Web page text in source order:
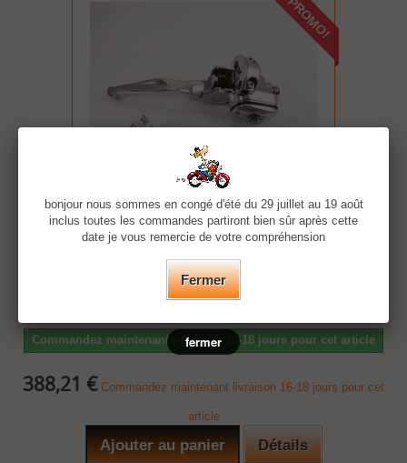
PROMO!
Kit Leviers de frein avec réservoir et commande d'embrayage chrome
Commandez maintenant livraison 16-18 jours pour cet article
388,21 € Commandez maintenant livraison 16-18 jours pour cet
article
Ajouter au panier Détails
bonjour nous sommes en congé d'été du 29 juillet au 19 août
inclus toutes les commandes partiront bien sûr après cette
date je vous remercie de votre compréhension
Fermer
fermer